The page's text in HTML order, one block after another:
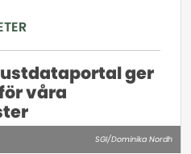
ger
våra
SGI/Dominika Nordh